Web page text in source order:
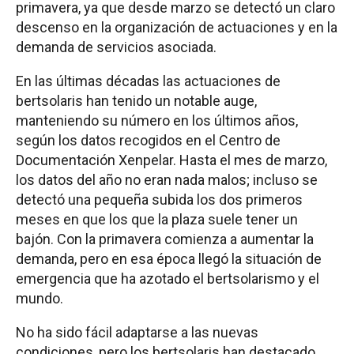
primavera, ya que desde marzo se detectó un claro
descenso en la organización de actuaciones y en la
demanda de servicios asociada.
En las últimas décadas las actuaciones de
bertsolaris han tenido un notable auge,
manteniendo su número en los últimos años,
según los datos recogidos en el Centro de
Documentación Xenpelar. Hasta el mes de marzo,
los datos del año no eran nada malos; incluso se
detectó una pequeña subida los dos primeros
meses en que los que la plaza suele tener un
bajón. Con la primavera comienza a aumentar la
demanda, pero en esa época llegó la situación de
emergencia que ha azotado el bertsolarismo y el
mundo.
No ha sido fácil adaptarse a las nuevas